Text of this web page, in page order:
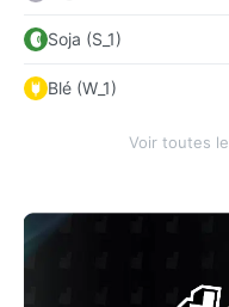
Soja (S_1)
Blé (W_1)
Voir toutes